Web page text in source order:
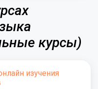
курсы)
изучения